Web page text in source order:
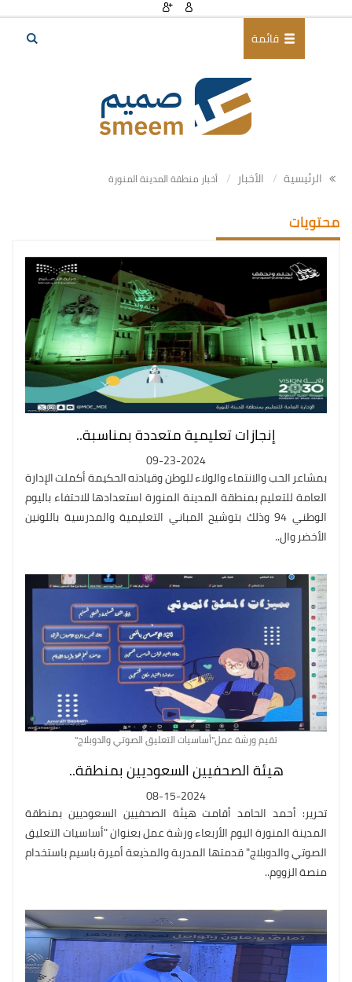
قائمة
الرئيسية الأخبار أخبار منطقة المدينة المنورة
محتويات
إنجازات تعليمية متعددة بمناسبة..
09-23-2024
بمشاعر الحب والانتماء والولاء للوطن وقيادته الحكيمة أكملت الإدارة
العامة للتعليم بمنطقة المدينة المنورة استعدادها للاحتفاء باليوم
الوطني 94 وذلك بتوشيح المباني التعليمية والمدرسية باللونين
الأخضر وال..
تقيم ورشة عمل"أساسيات التعليق الصوتي والدوبلاج"
هيئة الصحفيين السعوديين بمنطقة..
08-15-2024
تحرير: أحمد الحامد أقامت هيئة الصحفيين السعوديين بمنطقة
المدينة المنورة اليوم الأربعاء ورشة عمل بعنوان "أساسيات التعليق
الصوتي والدوبلاج" قدمتها المدربة والمذيعة أميرة باسيم باستخدام
منصة الزووم..